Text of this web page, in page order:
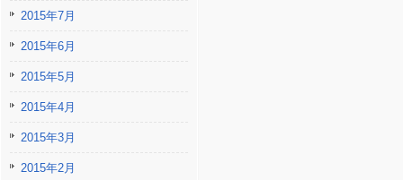
2015年7月
2015年6月
2015年5月
2015年4月
2015年3月
2015年2月